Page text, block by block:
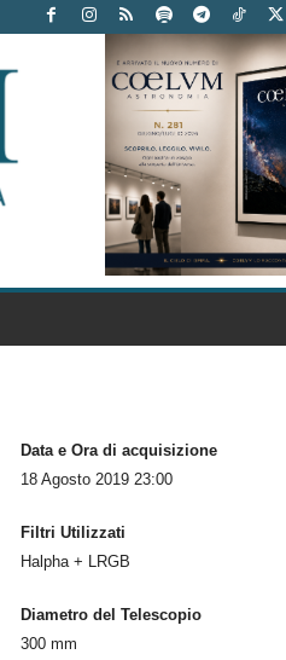
Data e Ora di acquisizione
18 Agosto 2019 23:00
Filtri Utilizzati
Halpha + LRGB
Diametro del Telescopio
300 mm